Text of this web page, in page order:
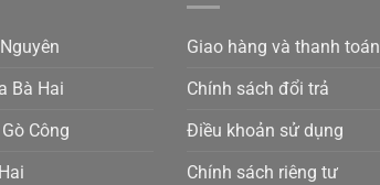
Bà Hai
Công
Giao hàng và thanh toán
Chính sách đổi trả
Điều khoản sử dụng
Chính sách riêng tư